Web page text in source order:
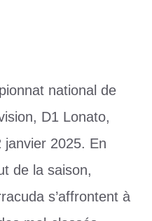
national de
D1 Lonato,
janvier 2025. En
de la saison,
s’affrontent à